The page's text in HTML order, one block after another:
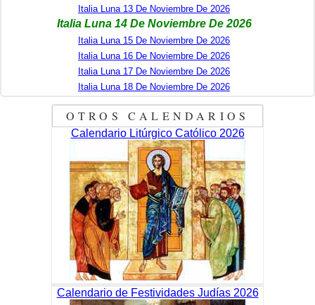
Italia Luna 13 De Noviembre De 2026
Italia Luna 14 De Noviembre De 2026
Italia Luna 15 De Noviembre De 2026
Italia Luna 16 De Noviembre De 2026
Italia Luna 17 De Noviembre De 2026
Italia Luna 18 De Noviembre De 2026
OTROS CALENDARIOS
Calendario Litúrgico Católico 2026
Calendario de Festividades Judías 2026